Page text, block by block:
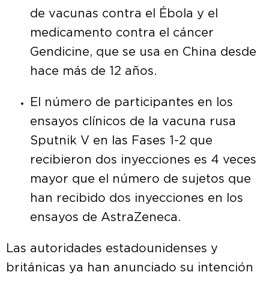
de vacunas contra el Ébola y el
medicamento contra el cáncer
Gendicine, que se usa en China desde
hace más de 12 años.
El número de participantes en los
ensayos clínicos de la vacuna rusa
Sputnik V en las Fases 1-2 que
recibieron dos inyecciones es 4 veces
mayor que el número de sujetos que
han recibido dos inyecciones en los
ensayos de AstraZeneca.
Las autoridades estadounidenses y
británicas ya han anunciado su intención